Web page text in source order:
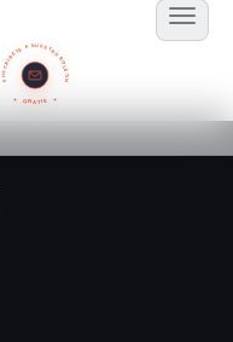
SUSCRÍBETE A NUESTRO BOLETÍN
GRATIS